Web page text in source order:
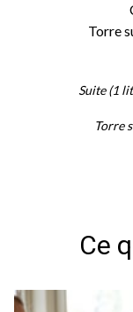
Torre
Suite (1
Torre
Ce